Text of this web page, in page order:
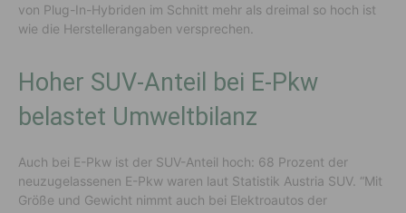
von Plug-In-Hybriden im Schnitt mehr als dreimal so hoch ist
wie die Herstellerangaben versprechen.
Hoher SUV-Anteil bei E-Pkw
belastet Umweltbilanz
Auch bei E-Pkw ist der SUV-Anteil hoch: 68 Prozent der
neuzugelassenen E-Pkw waren laut Statistik Austria SUV. “Mit
Größe und Gewicht nimmt auch bei Elektroautos der